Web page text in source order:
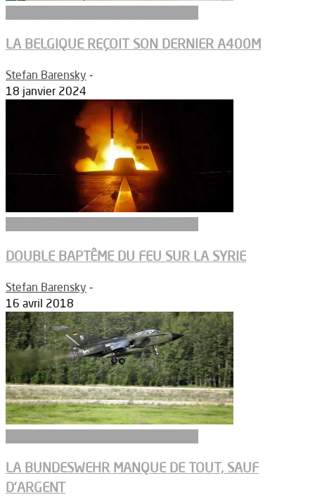
LA BELGIQUE REÇOIT SON DERNIER A400M
Stefan Barensky -
18 janvier 2024
DOUBLE BAPTÊME DU FEU SUR LA SYRIE
Stefan Barensky -
16 avril 2018
LA BUNDESWEHR MANQUE DE TOUT, SAUF
D’ARGENT